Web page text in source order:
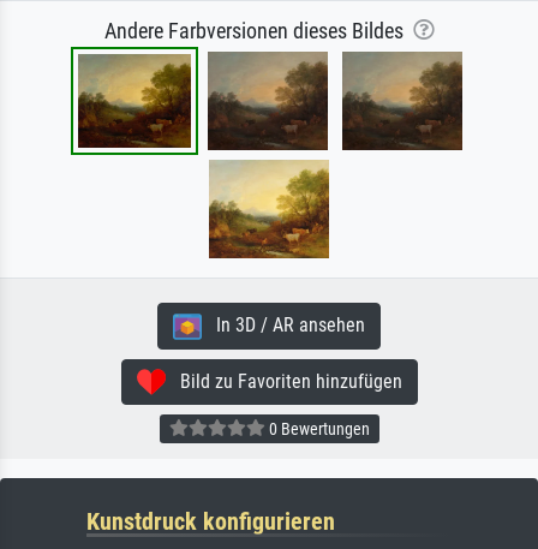
Andere Farbversionen dieses Bildes
In 3D / AR ansehen
Bild zu Favoriten hinzufügen
0 Bewertungen
Kunstdruck konfigurieren